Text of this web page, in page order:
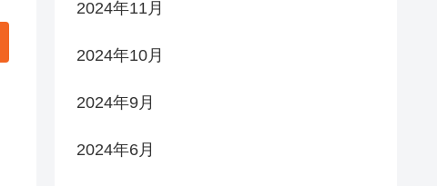
2024年11月
2024年10月
2024年9月
2024年6月